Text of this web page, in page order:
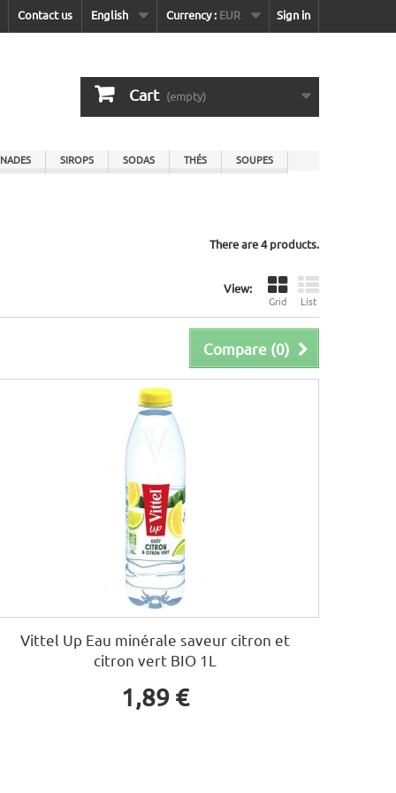
Sign in
Currency : EUR
English
Contact us
Cart (empty)
SIROPS SODAS THÉS SOUPES
There are 4 products.
View:
Grid List
Compare (0)
Vittel Up Eau minérale saveur citron et
citron vert BIO 1L
1,89 €